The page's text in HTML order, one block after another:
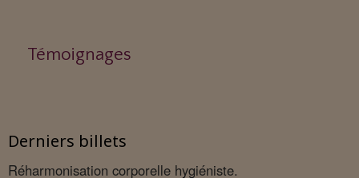
Témoignages
Derniers billets
Réharmonisation corporelle hygiéniste.